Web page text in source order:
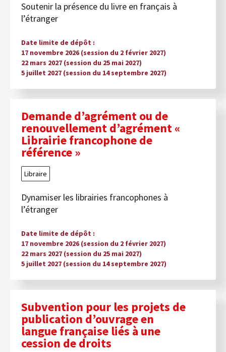
Soutenir la présence du livre en français à
l’étranger
Date limite de dépôt
17 novembre 2026 (session du 2 février 2027)
22 mars 2027 (session du 25 mai 2027)
5 juillet 2027 (session du 14 septembre 2027)
Demande d’agrément ou de
renouvellement d’agrément «
Librairie francophone de
référence »
Libraire
Dynamiser les librairies francophones à
l’étranger
Date limite de dépôt
17 novembre 2026 (session du 2 février 2027)
22 mars 2027 (session du 25 mai 2027)
5 juillet 2027 (session du 14 septembre 2027)
Subvention pour les projets de
publication d’ouvrage en
langue française liés à une
cession de droits